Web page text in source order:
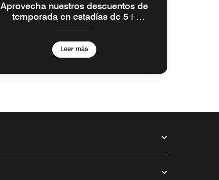
Aprovecha nuestros descuentos de
temporada en estadías de 5+
Leer más